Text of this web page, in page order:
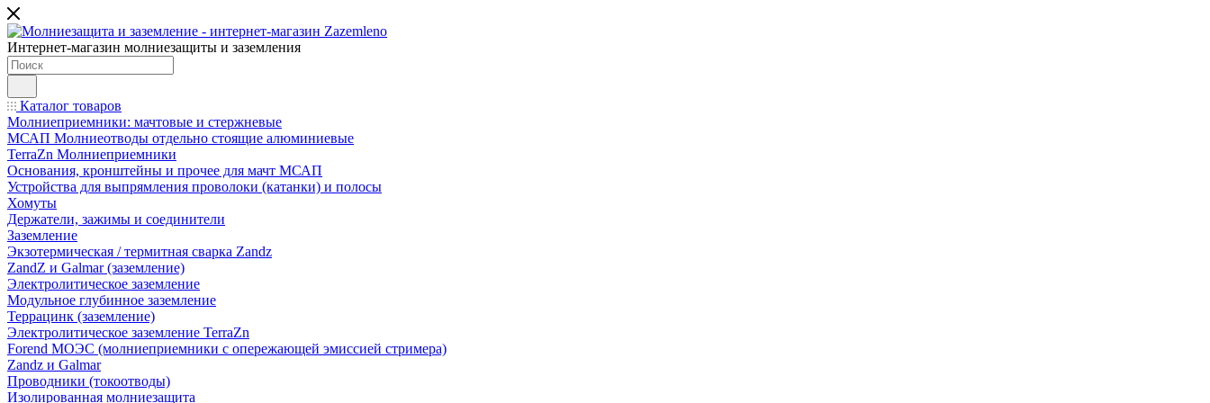
Интернет-магазин молниезащиты и заземления
Каталог товаров
Молниеприемники: мачтовые и стержневые
МСАП Молниеотводы отдельно стоящие алюминиевые
TerraZn Молниеприемники
Основания, кронштейны и прочее для мачт МСАП
Устройства для выпрямления проволоки (катанки) и полосы
Хомуты
Держатели, зажимы и соединители
Заземление
Экзотермическая / термитная сварка Zandz
ZandZ и Galmar (заземление)
Электролитическое заземление
Модульное глубинное заземление
Террацинк (заземление)
Электролитическое заземление TerraZn
Forend МОЭС (молниеприемники с опережающей эмиссией стримера)
Zandz и Galmar
Проводники (токоотводы)
Изолированная молниезащита